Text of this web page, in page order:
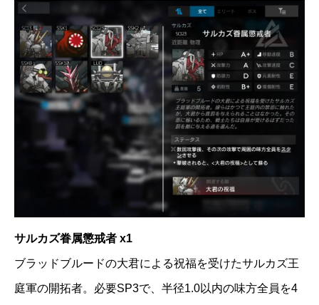
サルカズ眷属懲戒者 x1
ブラッドブルードの大君による祝福を受けたサルカズ王
庭軍の開拓者。必要SP3で、半径1.0以内の味方全員を4